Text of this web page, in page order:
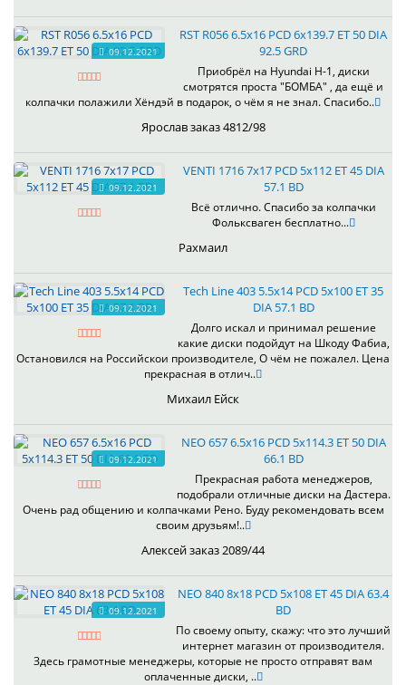
09.12.2021
RST R056 6.5x16 PCD 6x139.7 ET 50 DIA
92.5 GRD
Приобрёл на Hyundai H-1, диски
смотрятся проста "БОМБА" , да ещё и
колпачки полажили Хёндэй в подарок, о чём я не знал. Спасибо..
Ярослав заказ 4812/98
09.12.2021
VENTI 1716 7x17 PCD 5x112 ET 45 DIA
57.1 BD
Всё отлично. Спасибо за колпачки
Фольксваген бесплатно...
Рахмаил
09.12.2021
Tech Line 403 5.5x14 PCD 5x100 ET 35
DIA 57.1 BD
Долго искал и принимал решение
какие диски подойдут на Шкоду Фабиа,
Остановился на Российскои производителе, О чём не пожалел. Цена
прекрасная в отлич..
Михаил Ейск
09.12.2021
NEO 657 6.5x16 PCD 5x114.3 ET 50 DIA
66.1 BD
Прекрасная работа менеджеров,
подобрали отличные диски на Дастера.
Очень рад общению и колпачками Рено. Буду рекомендовать всем
своим друзьям!..
Алексей заказ 2089/44
09.12.2021
NEO 840 8x18 PCD 5x108 ET 45 DIA 63.4
BD
По своему опыту, скажу: что это лучший
интернет магазин от производителя.
Здесь грамотные менеджеры, которые не просто отправят вам
оплаченные диски, ..